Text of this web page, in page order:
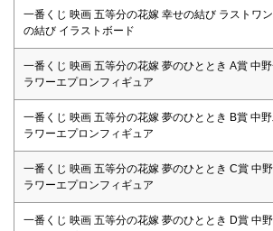
一番くじ 映画 五等分の花嫁 幸せの結び ラストワ
の結び イラストボード
一番くじ 映画 五等分の花嫁 夢のひととき A賞 中
ラワーエプロンフィギュア
一番くじ 映画 五等分の花嫁 夢のひととき B賞 中
ラワーエプロンフィギュア
一番くじ 映画 五等分の花嫁 夢のひととき C賞 中
ラワーエプロンフィギュア
一番くじ 映画 五等分の花嫁 夢のひととき D賞 中